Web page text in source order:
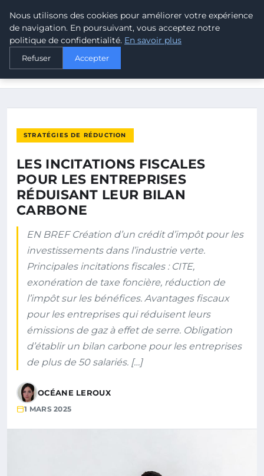
MALTA CLIMATE
ACCUEIL
LES INCITATIONS FISCALES POUR LES ENTREPRISES
STRATÉGIES DE RÉDUCTION
LES INCITATIONS FISCALES
POUR LES ENTREPRISES
RÉDUISANT LEUR BILAN
CARBONE
EN BREF Création d’un crédit d’impôt pour les
investissements dans l’industrie verte.
Principales incitations fiscales : CITE,
exonération de taxe foncière, réduction de
l’impôt sur les bénéfices. Avantages fiscaux
pour les entreprises qui réduisent leurs
émissions de gaz à effet de serre. Obligation
d’établir un bilan carbone pour les entreprises
de plus de 50 salariés. […]
OCÉANE LEROUX
1 MARS 2025
Nous utilisons des cookies pour améliorer votre expérience
de navigation. En poursuivant, vous acceptez notre
politique de confidentialité. En savoir plus
Refuser Accepter